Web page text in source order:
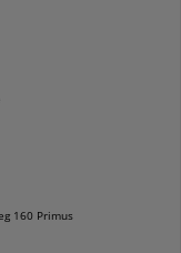
160 Primus